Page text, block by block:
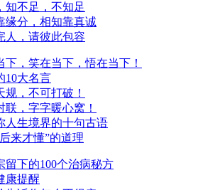
知不足，不知足
缘分，相知靠真诚
人，请彼此包容
下，笑在当下，悟在当下！
10大名言
规，不可打破！
联，字字暖心窝！
人生境界的十句古语
来才懂”的道理
留下的100个治病秘方
康提醒